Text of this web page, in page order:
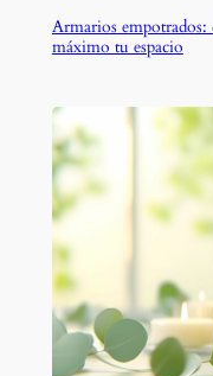
Armarios empotrados:
máximo tu espacio